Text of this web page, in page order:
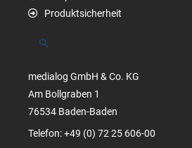
Produktsicherheit
Suchen
medialog GmbH & Co. KG
Am Bollgraben 1
76534 Baden-Baden
Telefon: +49 (0) 72 25 606-00